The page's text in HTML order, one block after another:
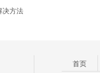
决方法
首页